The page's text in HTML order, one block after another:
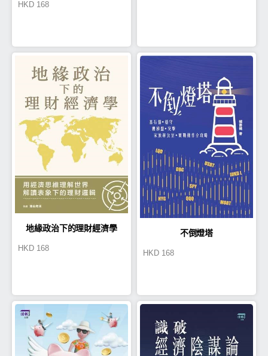
HKD 168
地緣政治下的理財經濟學
HKD 168
不倒燈塔
HKD 168